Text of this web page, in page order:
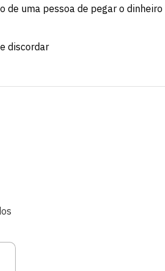
de uma pessoa de pegar o dinheiro
discordar